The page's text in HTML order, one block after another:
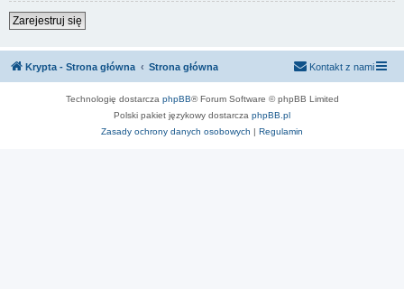
Zarejestruj się
Krypta - Strona główna Strona główna Kontakt z nami
Technologię dostarcza phpBB® Forum Software © phpBB Limited
Polski pakiet językowy dostarcza phpBB.pl
Zasady ochrony danych osobowych | Regulamin